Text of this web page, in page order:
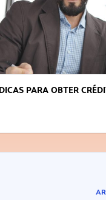
DICAS PARA OBTER